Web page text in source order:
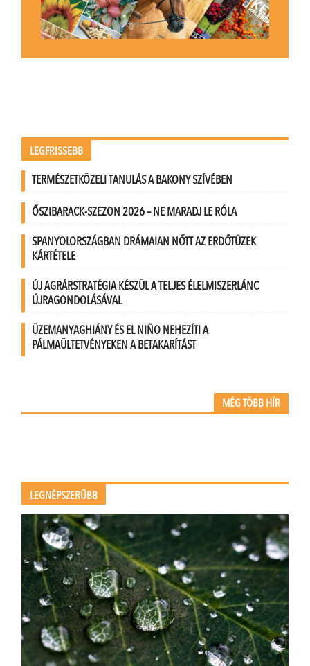
LEGFRISSEBB
TERMÉSZETKÖZELI TANULÁS A BAKONY SZÍVÉBEN
ŐSZIBARACK-SZEZON 2026 – NE MARADJ LE RÓLA
SPANYOLORSZÁGBAN DRÁMAIAN NŐTT AZ ERDŐTÜZEK
KÁRTÉTELE
ÚJ AGRÁRSTRATÉGIA KÉSZÜL A TELJES ÉLELMISZERLÁNC
ÚJRAGONDOLÁSÁVAL
ÜZEMANYAGHIÁNY ÉS EL NIÑO NEHEZÍTI A
PÁLMAÜLTETVÉNYEKEN A BETAKARÍTÁST
MÉG TÖBB HÍR
LEGNÉPSZERŰBB